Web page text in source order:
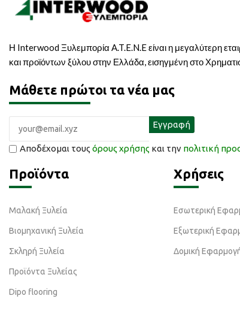
Η Interwood Ξυλεμπορία A.T.E.N.E είναι η μεγαλύτερη
και προϊόντων ξύλου στην Ελλάδα, εισηγμένη στο
Μάθετε πρώτοι τα νέα μας
Αποδέχομαι τους όρους χρήσης και την πολιτική
Προϊόντα
Μαλακή Ξυλεία
Βιομηχανική Ξυλεία
Σκληρή Ξυλεία
Προϊόντα Ξυλείας
Dipo flooring
Χρήσεις
Εσωτερική
Εξωτερική
Δομική